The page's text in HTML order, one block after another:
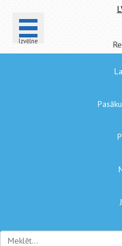
Izvēlne